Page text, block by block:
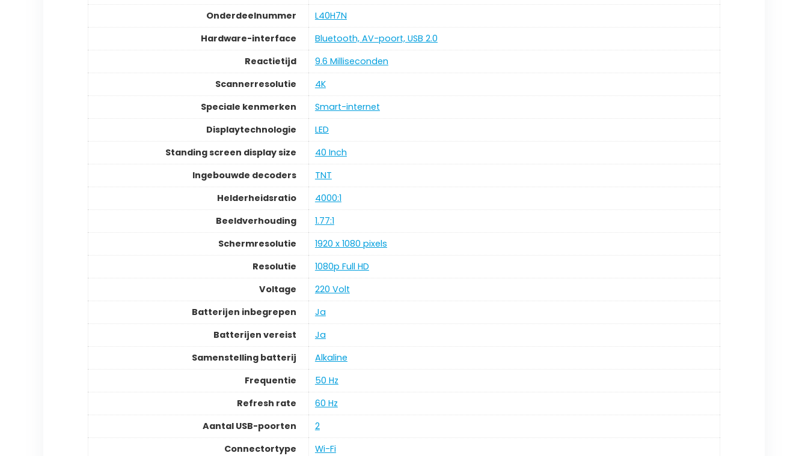
Onderdeelnummer
L40H7N
Hardware-interface
Bluetooth, AV-poort, USB 2.0
Reactietijd
9.6 Milliseconden
Scannerresolutie
4K
Speciale kenmerken
Smart-internet
Displaytechnologie
LED
Standing screen display size
40 Inch
Ingebouwde decoders
TNT
Helderheidsratio
4000:1
Beeldverhouding
1.77:1
Schermresolutie
1920 x 1080 pixels
Resolutie
1080p Full HD
Voltage
220 Volt
Batterijen inbegrepen
Ja
Batterijen vereist
Ja
Samenstelling batterij
Alkaline
Frequentie
50 Hz
Refresh rate
60 Hz
Aantal USB-poorten
2
Connectortype
Wi-Fi